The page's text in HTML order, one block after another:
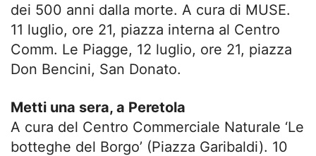
dei 500 anni dalla morte. A cura di MUSE.
11 luglio, ore 21, piazza interna al Centro
Comm. Le Piagge, 12 luglio, ore 21, piazza
Don Bencini, San Donato.
Metti una sera, a Peretola
A cura del Centro Commerciale Naturale ‘Le
botteghe del Borgo’ (Piazza Garibaldi). 10